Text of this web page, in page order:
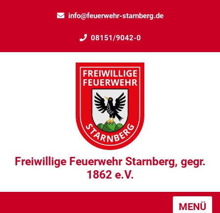
info@feuerwehr-starnberg.de
08151/9042-0
Freiwillige Feuerwehr Starnberg, gegr.
1862 e.V.
MENÜ